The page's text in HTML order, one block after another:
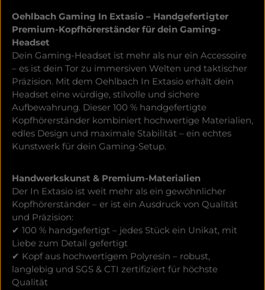
Oehlbach Gaming In Extasio – Handgefertigter
Premium-Kopfhörerständer für dein Gaming-
Headset
Dein Gaming-Headset ist mehr als nur ein Accessoire
– es ist dein Tor zu immersiven Welten und taktischer
Präzision. Mit dem Oehlbach In Extasio erhält dein
Headset eine würdige, stilvolle und sichere
Aufbewahrung. Dieser 100 % handgefertigte
Kopfhörerständer kombiniert hochwertige Materialien,
edles Design und maximale Stabilität – ein echtes
Kunstwerk für dein Gaming-Setup.
Handwerkskunst & Premium-Materialien
Der In Extasio ist weit mehr als ein gewöhnlicher
Kopfhörerständer – er ist ein Ausdruck von Qualität
und Präzision:
✔ 100 % handgefertigt – jedes Stück ein Unikat, mit
Liebe zum Detail gefertigt
✔ Kopf aus hochwertigem Polyresin – robust,
langlebig und SGS & CTI zertifiziert für höchste
Qualität